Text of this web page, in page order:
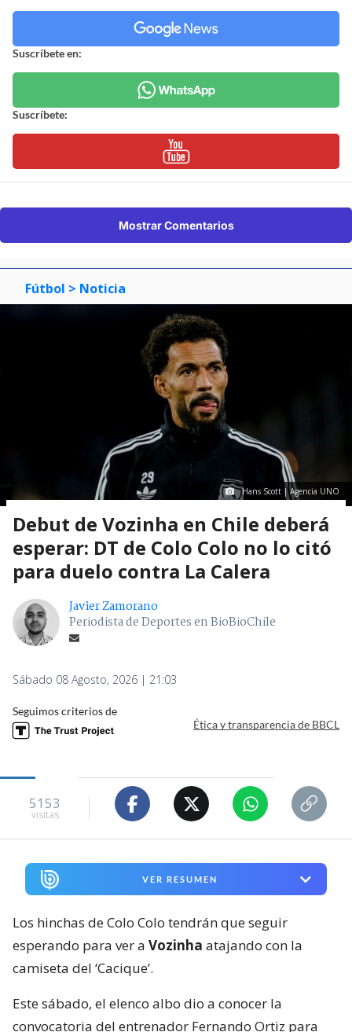
Suscríbete en:
Suscríbete:
Mostrar Comentarios
Fútbol > Noticia
Hans Scott | Agencia UNO
Debut de Vozinha en Chile deberá
esperar: DT de Colo Colo no lo citó
para duelo contra La Calera
Javier Zamorano
Periodista de Deportes en BioBioChile
Sábado 08 Agosto, 2026 | 21:03
Seguimos criterios de
Ética y transparencia de BBCL
5153
visitas
VER RESUMEN
Los hinchas de Colo Colo tendrán que seguir
esperando para ver a Vozinha atajando con la
camiseta del ‘Cacique’.
Este sábado, el elenco albo dio a conocer la
convocatoria del entrenador Fernando Ortiz para